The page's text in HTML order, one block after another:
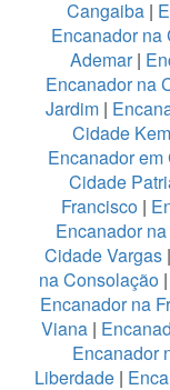
Cangaiba |
Encanador na
Ademar|
Encanador na
Jardim |
Cidade
Encanador
Cidade
Francisco |
Encanador
Cidade Vargas |
na Consolação |
Encanador na
Viana|
Encanador
Liberdade |